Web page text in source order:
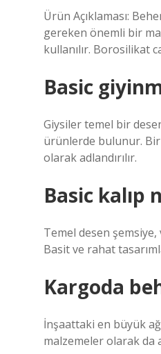
Ürün Açıklaması:
gereken önemli bir
kullanılır. Borosilikat
Basic
Giysiler temel bir
ürünlerde bulunur.
olarak adlandırılır.
Basic kalıp
Temel desen
Basit ve rahat
Kargoda
İnşaattaki en büyük
malzemeler olarak da